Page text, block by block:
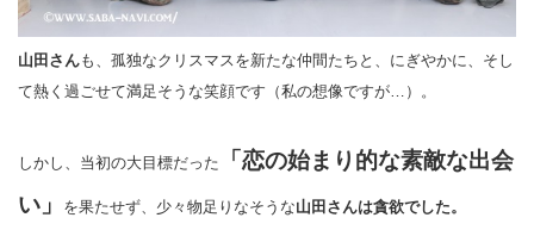
山田さんも、孤独なクリスマスを新たな仲間たちと、にぎやかに、そし
て熱く過ごせて満足そうな笑顔です（私の想像ですが…）。
しかし、当初の大目標だった
「恋の始まり的な素敵な出会
い」
を果たせず、少々物足りなそうな山田さんは貪欲でした。